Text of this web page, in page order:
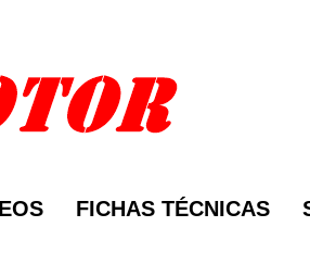
FICHAS TÉCNICAS